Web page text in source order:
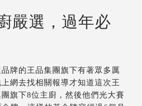
嚴選，過年必
牌的王品集團旗下有著眾多厲
網去找相關報導才知道這次王
旗下8位主廚，然後他們光大賽